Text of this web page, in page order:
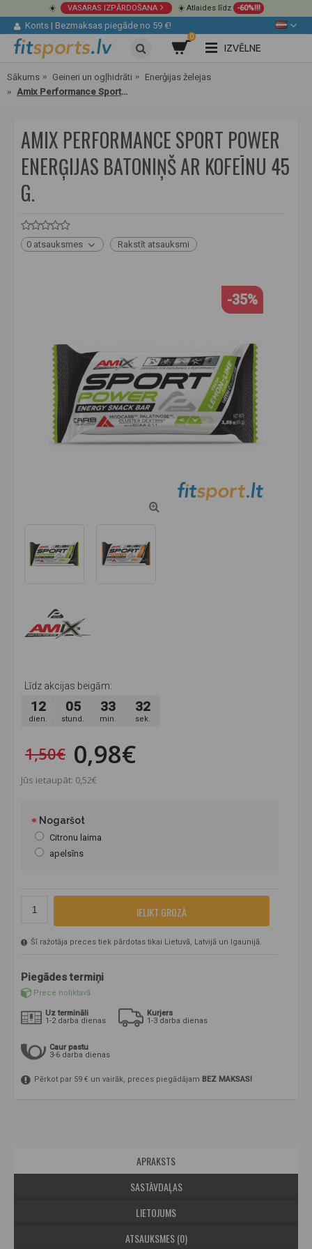
☀️ VASARAS IZPĀRDOŠANA ☀️ Atlaides līdz -60%!!!
Konts | Bezmaksas piegāde no 59 €!
0
IZVĒLNE
Sākums Geineri un ogļhidrāti
Enerģijas želejas
Amix Performance Sport Power enerģijas batoniņš ar kofeīnu 45 g.
AMIX PERFORMANCE SPORT POWER
ENERĢIJAS BATONIŅŠ AR KOFEĪNU 45
G.
0 atsauksmes Rakstīt atsauksmi
-35%
Līdz akcijas beigām:
12
dien.
05
stund.
33
min.
31
sek.
1,50€ 0,98€
Jūs ietaupāt: 0,52€
Nogaršot
Citronu laima
apelsīns
IELIKT GROZĀ
Šī ražotāja preces tiek pārdotas tikai Lietuvā, Latvijā un Igaunijā.
Piegādes termiņi
Prece noliktavā
Uz termināli
1-2 darba dienas
Kurjers
1-3 darba dienas
Caur pastu
3-6 darba dienas
Pērkot par 59 € un vairāk, preces piegādājam BEZ MAKSAS!
APRAKSTS
SASTĀVDAĻAS
LIETOJUMS
ATSAUKSMES (0)